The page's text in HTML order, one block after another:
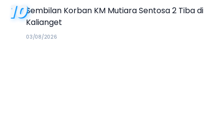
10Sembilan Korban KM Mutiara Sentosa 2 Tiba di
Kalianget
03/08/2026